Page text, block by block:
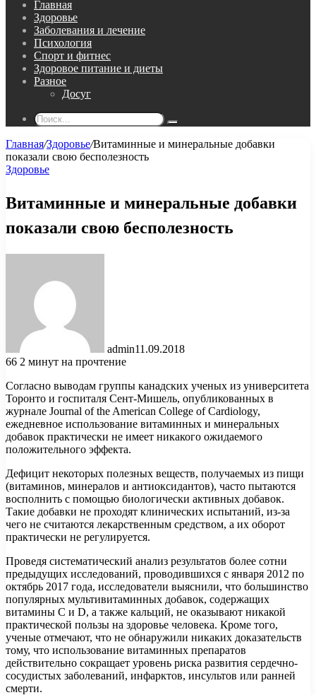
Главная
Здоровье
Заболевания и лечение
Психология
Спорт и фитнес
Здоровое питание и диеты
Разное
Досуг
Поиск...
Главная/Здоровье/Витаминные и минеральные добавки
показали свою бесполезность
Здоровье
Витаминные и минеральные добавки
показали свою бесполезность
admin11.09.2018
66 2 минут на прочтение
Согласно выводам группы канадских ученых из университета
Торонто и госпиталя Сент-Мишель, опубликованных в
журнале Journal of the American College of Cardiology,
ежедневное использование витаминных и минеральных
добавок практически не имеет никакого ожидаемого
положительного эффекта.
Дефицит некоторых полезных веществ, получаемых из пищи
(витаминов, минералов и антиоксидантов), часто пытаются
восполнить с помощью биологически активных добавок.
Такие добавки не проходят клинических испытаний, из-за
чего не считаются лекарственным средством, а их оборот
практически не регулируется.
Проведя систематический анализ результатов более сотни
предыдущих исследований, проводившихся с января 2012 по
октябрь 2017 года, исследователи выяснили, что большинство
популярных мультивитаминных добавок, содержащих
витамины C и D, а также кальций, не оказывают никакой
практической пользы на здоровье человека. Кроме того,
ученые отмечают, что не обнаружили никаких доказательств
тому, что использование витаминных препаратов
действительно сокращает уровень риска развития сердечно-
сосудистых заболеваний, инфарктов, инсультов или ранней
смерти.